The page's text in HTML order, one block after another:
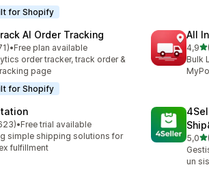
for Shopify
AI Order Tracking
su 5
totali
•Free plan available
order tracker, track order &
page
for Shopify
All
4,9
119
Bulk
su 5
totali
•Free trial available
simple shipping solutions for
fulfillment
5,0
43
un